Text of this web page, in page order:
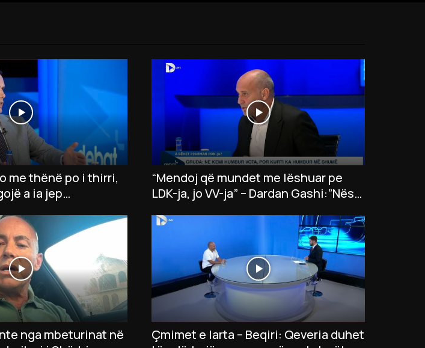
me thënë po i thirri,
a ia jep
“Mendoj që mundet me lëshuar pe
LDK-ja, jo VV-ja” – Dardan Gashi:”Nëse
nga mbeturinat në
Çmimet e larta – Beqiri: Qeveria duhet